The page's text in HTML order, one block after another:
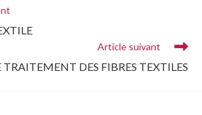
Article suivant
TRAITEMENT DES FIBRES TEXTILES